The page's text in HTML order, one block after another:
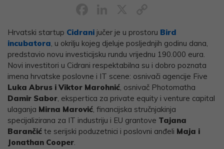
Link
Hrvatski startup Cidrani jučer je u prostoru Bird
incubatora, u okrilju kojeg djeluje posljednjih godinu dana,
predstavio novu investicijsku rundu vrijednu 190.000 eura.
Novi investitori u Cidrani respektabilna su i dobro poznata
imena hrvatske poslovne i IT scene: osnivači agencije Five
Luka Abrus i Viktor Marohnić, osnivač Photomatha
Damir Sabor, ekspertica za private equity i venture capital
ulaganja Mirna Marović, financijska stručnjakinja
specijalizirana za IT industriju i EU grantove Tajana
Barančić te serijski poduzetnici i poslovni anđeli Maja i
Jonathan Cooper.